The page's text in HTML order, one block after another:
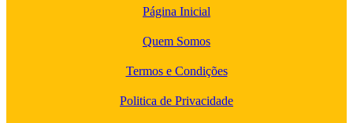
Página Inicial
Quem Somos
Termos e Condições
Politica de Privacidade